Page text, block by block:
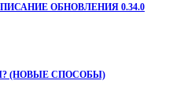
ОБНОВЛЕНИЯ 0.34.0
(НОВЫЕ СПОСОБЫ)